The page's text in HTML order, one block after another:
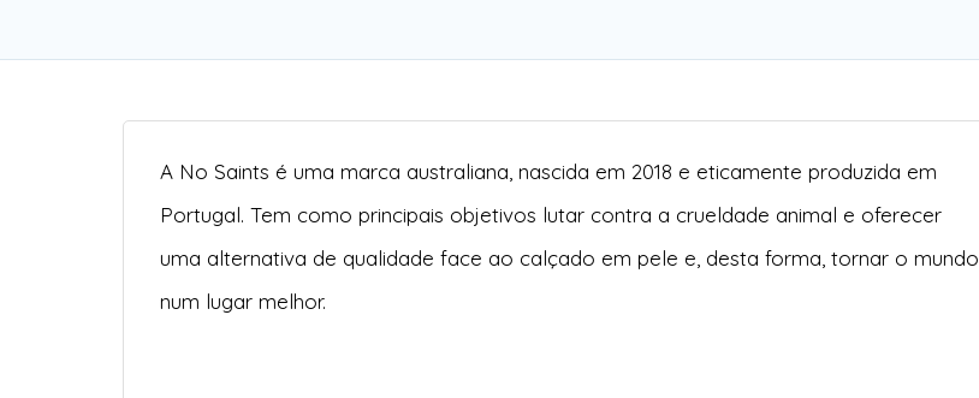
A No Saints é uma marca australiana, nascida em 2018 e eticamente produzida em
Portugal. Tem como principais objetivos lutar contra a crueldade animal e oferecer
uma alternativa de qualidade face ao calçado em pele e, desta forma, tornar o mundo
num lugar melhor.